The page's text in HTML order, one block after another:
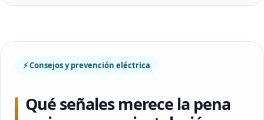
⚡ Consejos y prevención eléctrica
Qué señales merece la pena